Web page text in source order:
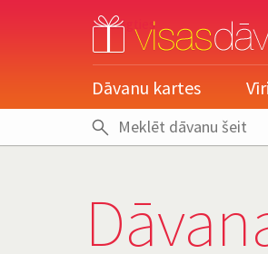
pieslēgties
Dāvanu kartes